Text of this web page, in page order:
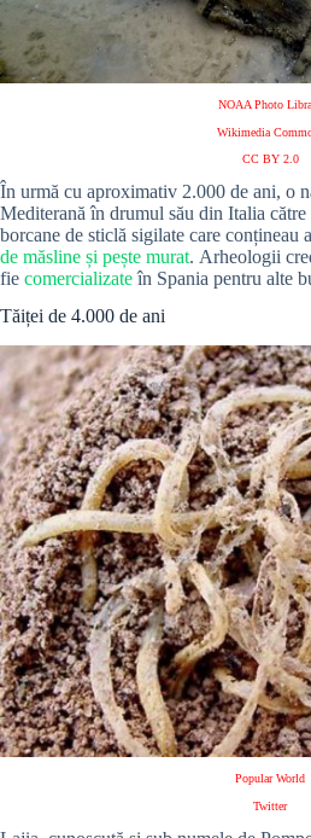
NOAA Photo
Wikimedia
CC BY 2.0
În urmă cu aproximativ 2.000 de ani, o
Mediterană în drumul său din Italia
borcane de sticlă sigilate care conțineau
de măsline și pește murat. Arheologii
fie comercializateîn Spania pentru alte
Tăiței de 4.000 de ani
Popular World
Twitter